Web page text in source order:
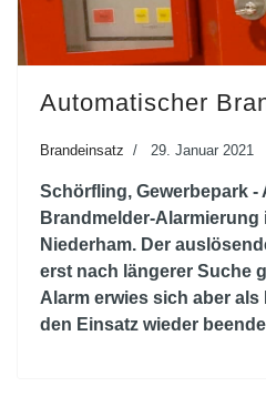
Automatischer
Brandeinsatz 29. Januar 2021
Schörfling, Gewerbepark -
Brandmelder-Alarmierung
Niederham. Der
erst nach längerer Suche
Alarm erwies sich aber
den Einsatz wieder